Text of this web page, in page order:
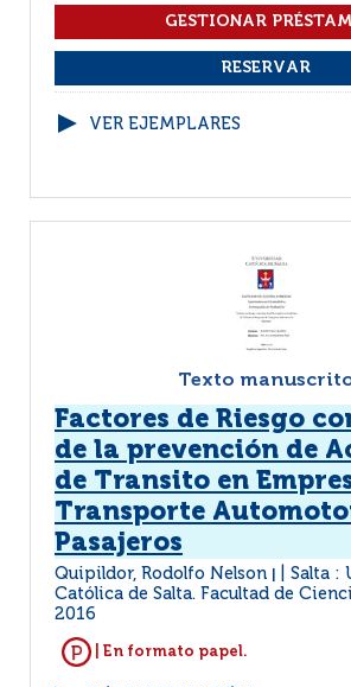
VER EJEMPLARES
Texto
Factores de Riesgo
de la prevención de
de Transito en
Transporte
Pasajeros
Quipildor, Rodolfo Nelson
Salta :
Católica de Salta. Facultad de
2016
| En formato papel.